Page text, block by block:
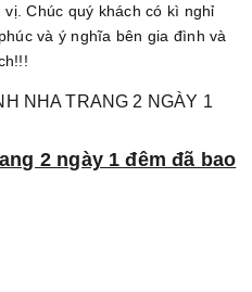
Chúc quý khách có kì nghỉ
và ý nghĩa bên gia đình và
NHA TRANG 2 NGÀY 1
2 ngày 1 đêm đã bao